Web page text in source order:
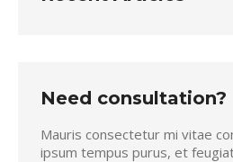
Need consultation?
Mauris consectetur mi vitae
ipsum tempus purus, et